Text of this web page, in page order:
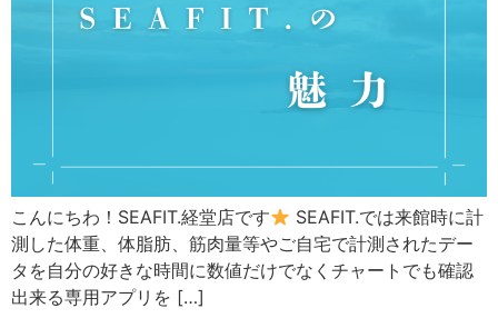
こんにちわ！SEAFIT.経堂店です
SEAFIT.では来館時に計
測した体重、体脂肪、筋肉量等やご自宅で計測されたデー
タを自分の好きな時間に数値だけでなくチャートでも確認
出来る専用アプリを […]